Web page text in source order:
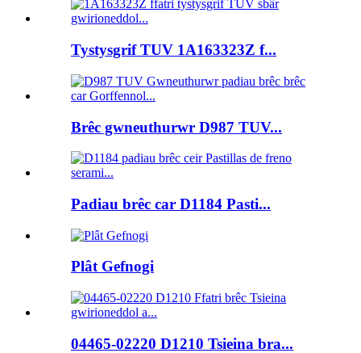
Tystysgrif TUV 1A163323Z f...
Brêc gwneuthurwr D987 TUV...
Padiau brêc car D1184 Pasti...
Plât Gefnogi
04465-02220 D1210 Tsieina bra...